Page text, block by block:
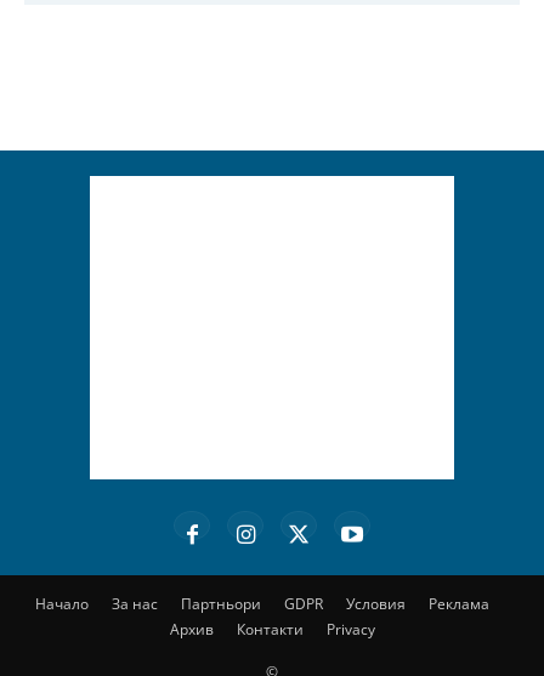
Начало За нас Партньори GDPR Условия
Реклама
Архив
Контакти Privacy